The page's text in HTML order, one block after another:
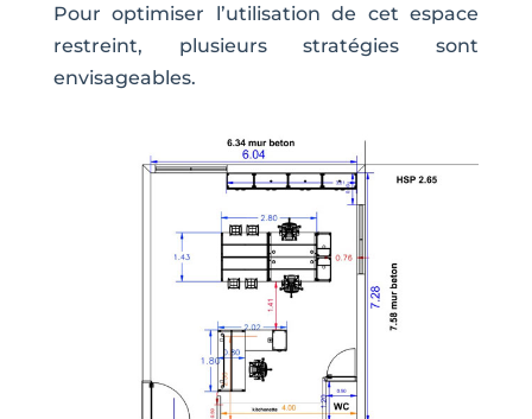
Pour optimiser l’utilisation de cet espace
restreint, plusieurs stratégies sont
envisageables.